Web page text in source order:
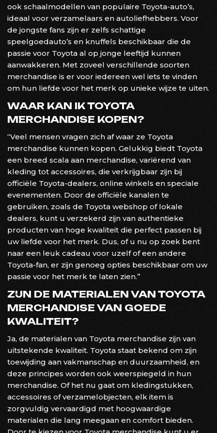
ook schaalmodellen van populaire Toyota-auto’s,
ideaal voor verzamelaars en autoliefhebbers. Voor
de jongste fans zijn er zelfs schattige
speelgoedauto’s en knuffels beschikbaar die de
passie voor Toyota al op jonge leeftijd kunnen
aanwakkeren. Met zoveel verschillende soorten
merchandise is er voor iedereen wel iets te vinden
om hun liefde voor het merk op unieke wijze te uiten.
WAAR KAN IK TOYOTA
MERCHANDISE KOPEN?
“Veel mensen vragen zich af waar ze Toyota
merchandise kunnen kopen. Gelukkig biedt Toyota
een breed scala aan merchandise, variërend van
kleding tot accessoires, die verkrijgbaar zijn bij
officiële Toyota-dealers, online winkels en speciale
evenementen. Door de officiële kanalen te
gebruiken, zoals de Toyota webshop of lokale
dealers, kunt u verzekerd zijn van authentieke
producten van hoge kwaliteit die perfect passen bij
uw liefde voor het merk. Dus, of u nu op zoek bent
naar een leuk cadeau voor uzelf of een andere
Toyota-fan, er zijn genoeg opties beschikbaar om uw
passie voor het merk te laten zien.”
ZIJN DE MATERIALEN VAN TOYOTA
MERCHANDISE VAN GOEDE
KWALITEIT?
Ja, de materialen van Toyota merchandise zijn van
uitstekende kwaliteit. Toyota staat bekend om zijn
toewijding aan vakmanschap en duurzaamheid, en
deze principes worden ook weerspiegeld in hun
merchandise. Of het nu gaat om kledingstukken,
accessoires of verzamelobjecten, elk item is
zorgvuldig vervaardigd met hoogwaardige
materialen die lang meegaan en comfort bieden.